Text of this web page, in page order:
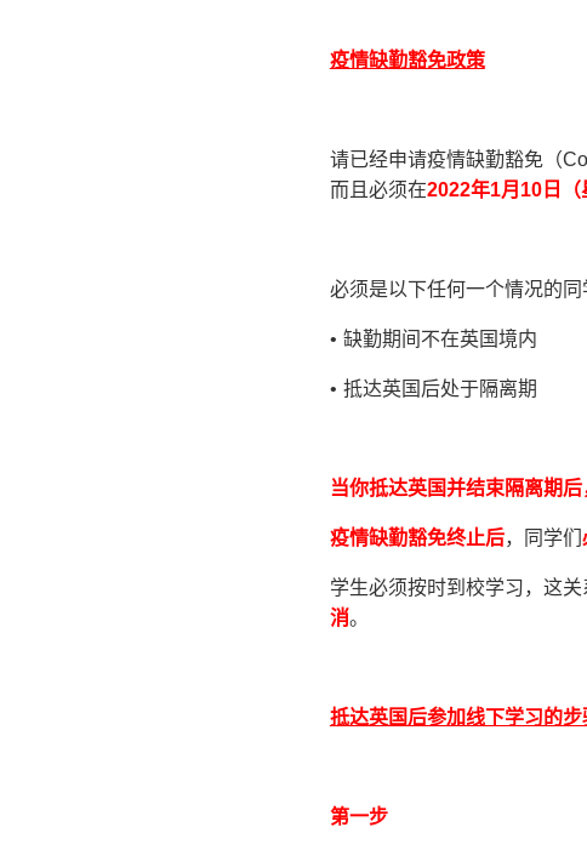
疫情缺勤豁免政策
请已经申请疫情缺勤豁免（
而且必须在2022年1月 10日
必须是以下任何一个情况的同
• 缺勤期间不在英国境内
• 抵达英国后处于隔离期
当你抵达英国并结束隔离期
疫情缺勤豁免终止后，同学们
学生必须按时到校学习，这关
消。
抵达英国后参加线下学习的步
第一步